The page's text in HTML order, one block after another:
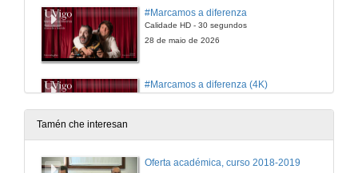
#Marcamos a diferenza
Calidade HD - 30 segundos
28 de maio de 2026
#Marcamos a diferenza (4K)
Calidade UHD 4K - 30 segundos
28 de maio de 2026
#Marcamos a diferenza
Vertical 15 segundos
Tamén che interesan
Oferta académica, curso 2018-2019